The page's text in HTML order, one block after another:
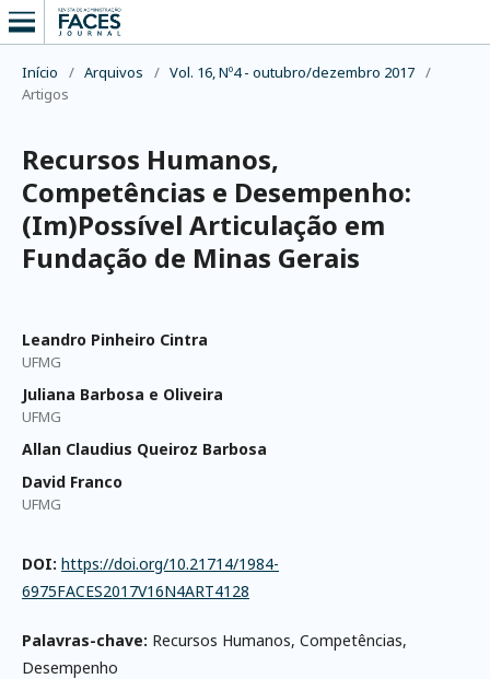
Início / Arquivos / Vol. 16, Nº4 - outubro/dezembro 2017 /
Artigos
Recursos Humanos,
Competências e Desempenho:
(Im)Possível Articulação em
Fundação de Minas Gerais
Leandro Pinheiro Cintra
UFMG
Juliana Barbosa e Oliveira
UFMG
Allan Claudius Queiroz Barbosa
David Franco
UFMG
DOI: https://doi.org/10.21714/1984-
6975FACES2017V16N4ART4128
Palavras-chave: Recursos Humanos, Competências,
Desempenho